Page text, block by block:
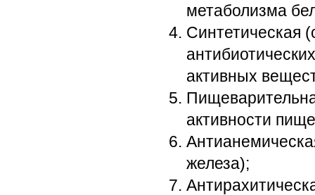
метаболизма
Синтетическая
активных
активности
железа);